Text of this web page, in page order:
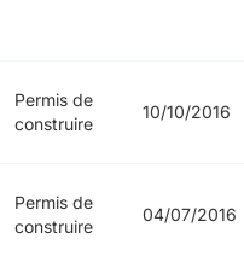
Permis de
construire
10/10/2016
Permis de
construire
04/07/2016